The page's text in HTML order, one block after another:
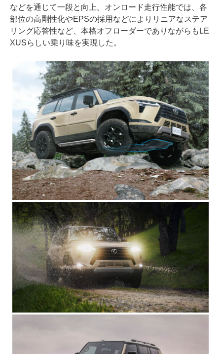
などを通じて一段と向上。オンロード走行性能では、各
部位の高剛性化やEPSの採用などによりリニアなステア
リング応答性など、本格オフローダーでありながらもLE
XUSらしい乗り味を実現した。